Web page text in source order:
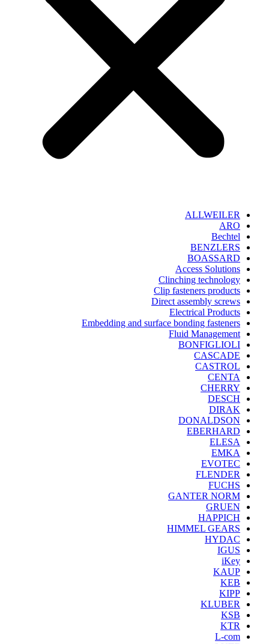
ALLWEILER
ARO
Bechtel
BENZLERS
BOASSARD
Access Solutions
Clinching technology
Clip fasteners products
Direct assembly screws
Electrical Products
Embedding and surface bonding fasteners
Fluid Management
BONFIGLIOLI
CASCADE
CASTROL
CENTA
CHERRY
DESCH
DIRAK
DONALDSON
EBERHARD
ELESA
EMKA
EVOTEC
FLENDER
FUCHS
GANTER NORM
GRUEN
HAPPICH
HIMMEL GEARS
HYDAC
IGUS
iKey
KAUP
KEB
KIPP
KLUBER
KSB
KTR
L-com